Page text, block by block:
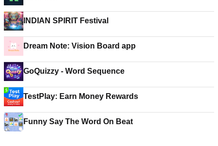
INDIAN SPIRIT Festival
Dream Note: Vision Board app
GoQuizzy - Word Sequence
TestPlay: Earn Money Rewards
Funny Say The Word On Beat